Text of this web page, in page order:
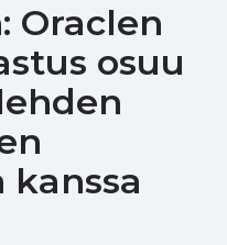
Oraclen
osuu